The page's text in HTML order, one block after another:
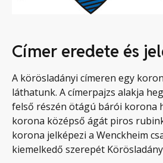
Címer eredete és
A körösladányi címeren egy
láthatunk. A címerpajzs alakja
felső részén ötágú bárói korona
korona középső ágát piros
korona jelképezi a Wenckheim
kiemelkedő szerepét